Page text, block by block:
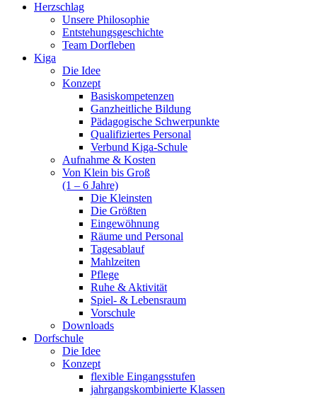
Herzschlag
Unsere Philosophie
Entstehungsgeschichte
Team Dorfleben
Kiga
Die Idee
Konzept
Basiskompetenzen
Ganzheitliche Bildung
Pädagogische Schwerpunkte
Qualifiziertes Personal
Verbund Kiga-Schule
Aufnahme & Kosten
Von Klein bis Groß
(1 – 6 Jahre)
Die Kleinsten
Die Größten
Eingewöhnung
Räume und Personal
Tagesablauf
Mahlzeiten
Pflege
Ruhe & Aktivität
Spiel- & Lebensraum
Vorschule
Downloads
Dorfschule
Die Idee
Konzept
flexible Eingangsstufen
jahrgangskombinierte Klassen